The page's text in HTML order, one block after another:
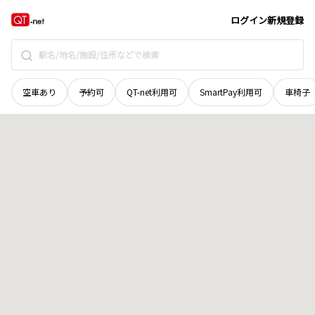
ログイン新規登録
空車あり 予約可 QT-net利用可 SmartPay利用可 車椅子
長野県